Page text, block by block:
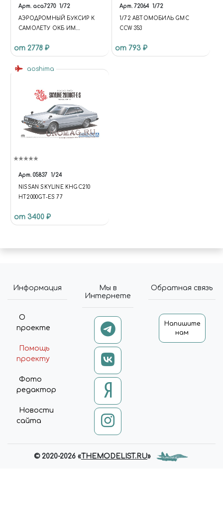
Арт. aca7270 1/72
АЭРОДРОМНЫЙ БУКСИР К
САМОЛЕТУ ОКБ ИМ.
от 2778 ₽
Арт. 72064 1/72
1/72 АВТОМОБИЛЬ GMC
CCW 353
от 793 ₽
aoshima
Арт. 05837 1/24
NISSAN SKYLINE KHGC210
HT2000GT-ES 77
от 3400 ₽
Информация
О
проекте
Помощь
проекту
Фото
редактор
Новости
сайта
Мы в
Интернете
Обратная связь
Напишите
нам
© 2020-2026 «THEMODELIST.RU»